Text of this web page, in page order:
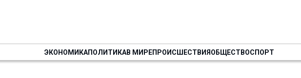
ЭКОНОМИКАПОЛИТИКАВ МИРЕПРОИСШЕСТВИЯОБЩЕСТВОСПОРТ